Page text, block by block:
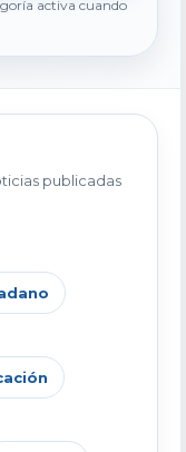
activa cuando
publicadas